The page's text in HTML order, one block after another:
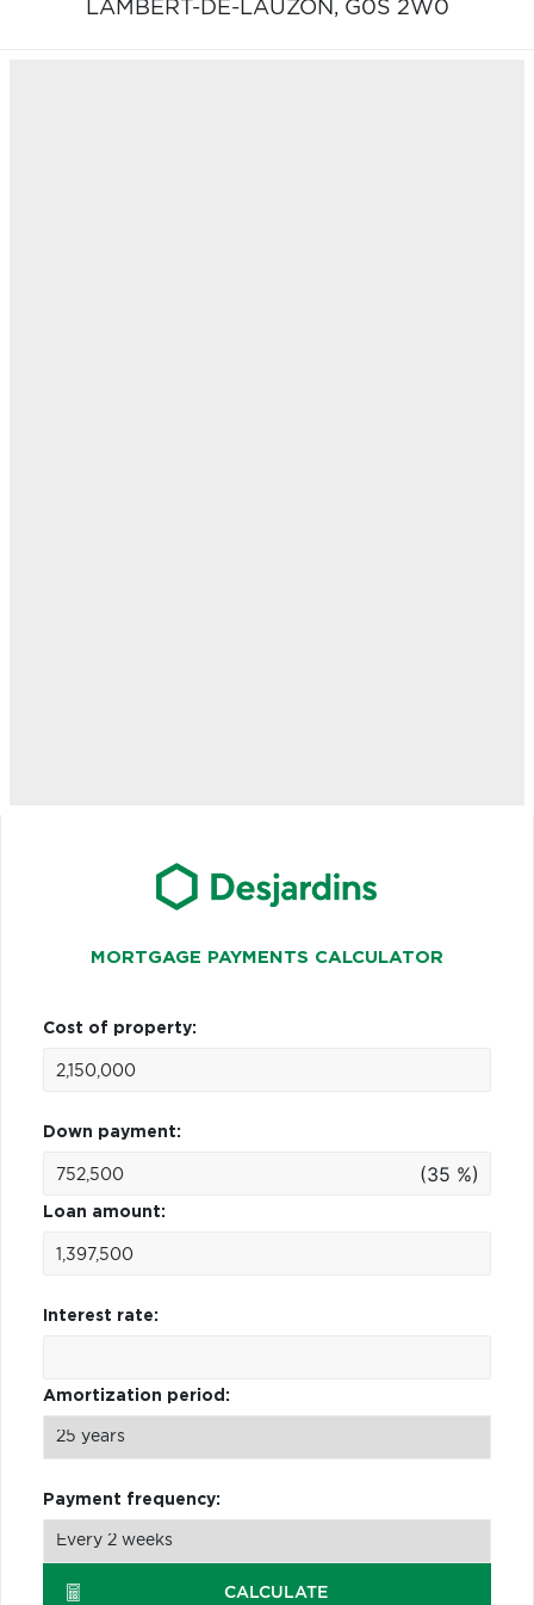
LAMBERT-DE-LAUZON, G0S 2W0
MORTGAGE PAYMENTS CALCULATOR
Cost of property:
Down payment:
(35 %)
Loan amount:
Interest rate:
Amortization period:
Payment frequency:
CALCULATE